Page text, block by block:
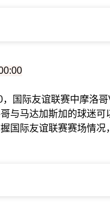
国际友谊联赛中摩洛
与马达加斯加的球迷
国际友谊联赛赛场情